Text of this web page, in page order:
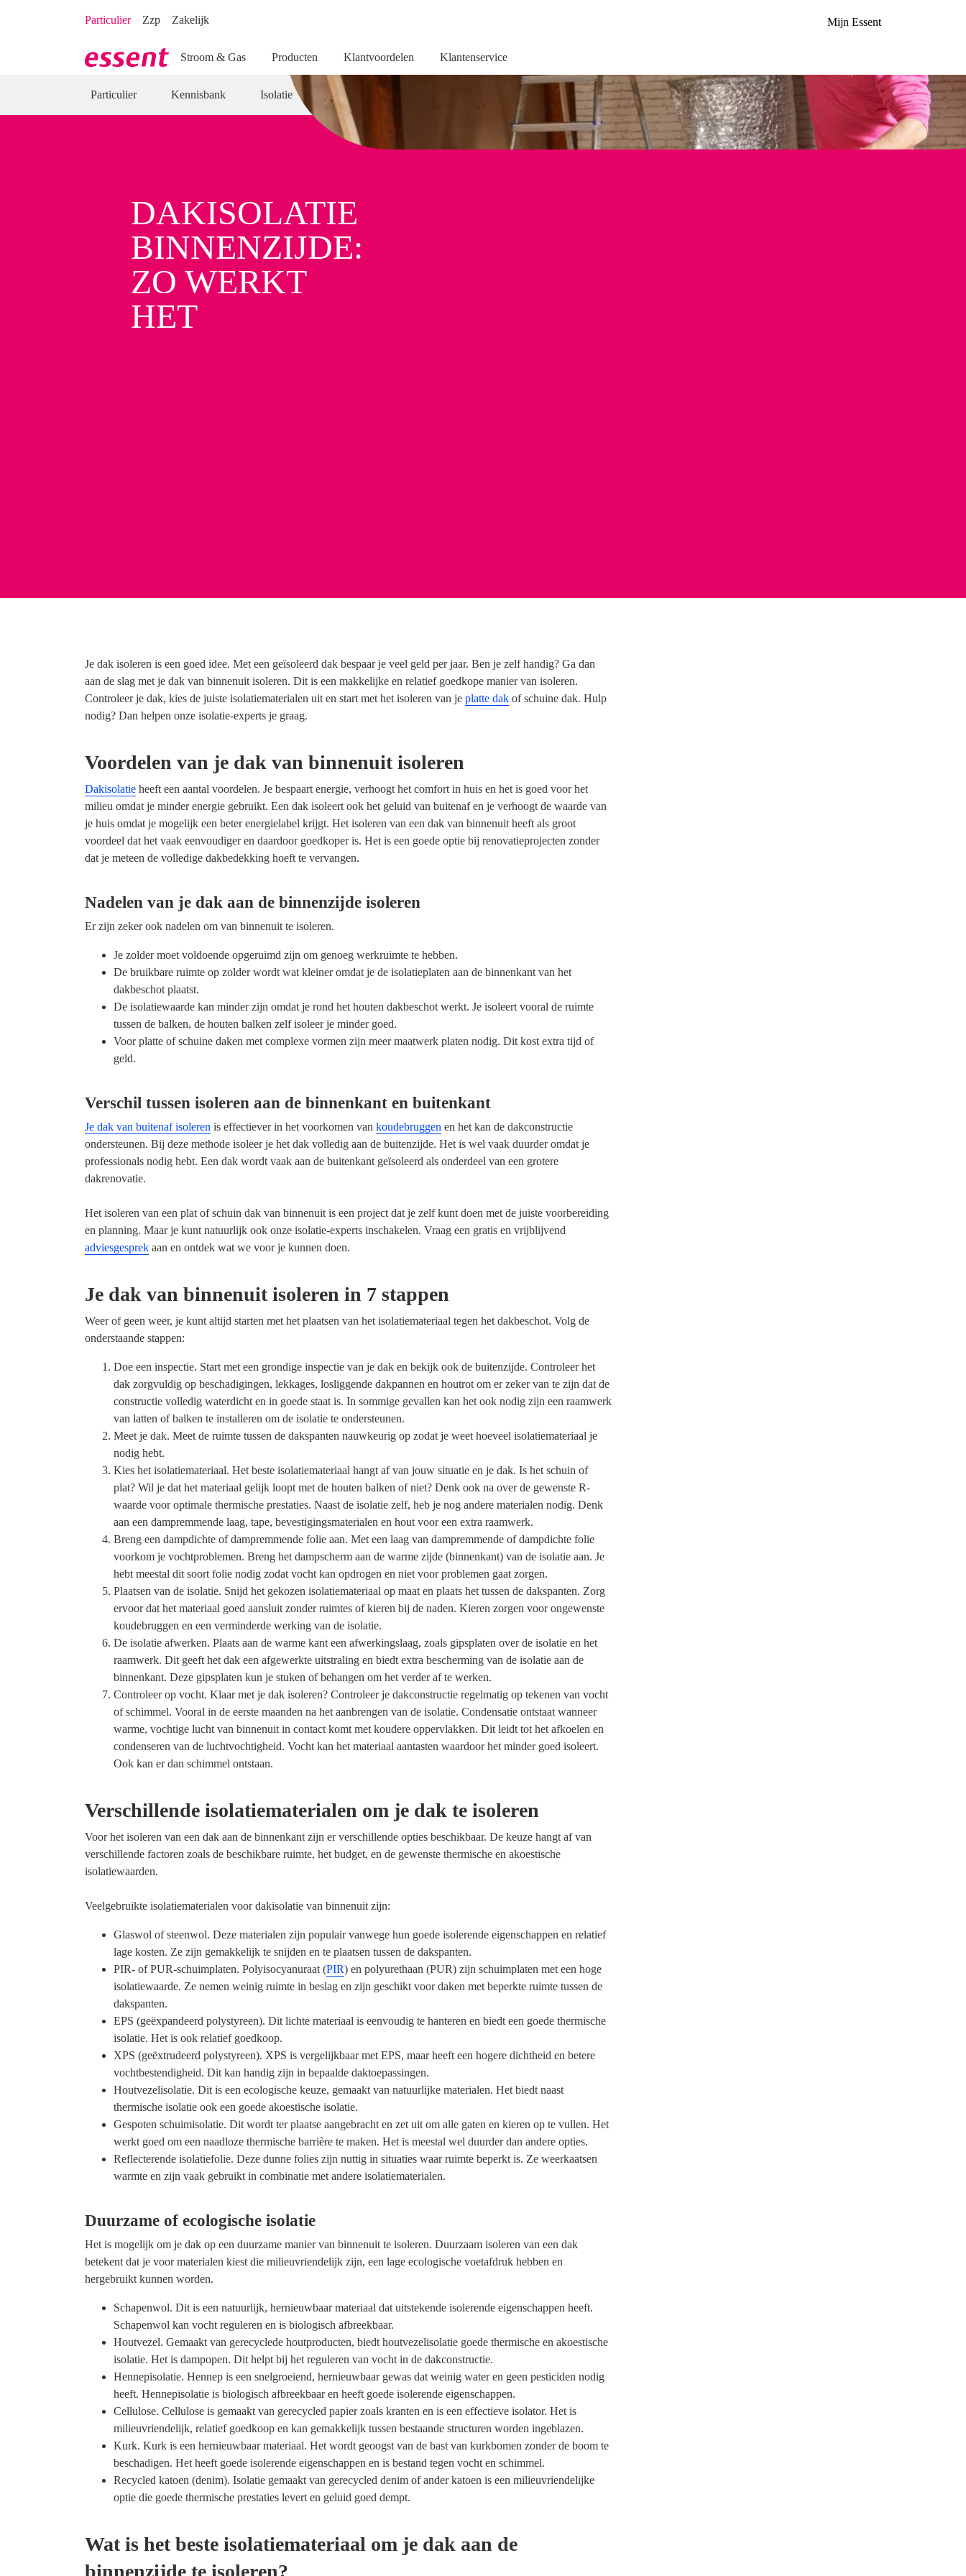
Direct naar hoofdinhoud
Direct naar inloggen
Particulier Zzp Zakelijk Mijn Essent
Stroom & Gas Producten Klantvoordelen Klantenservice
Particulier Kennisbank Isolatie Je huis isoleren Dakisolatie binnenzijde
DAKISOLATIE
BINNENZIJDE:
ZO WERKT
HET
Je dak isoleren is een goed idee. Met een geïsoleerd dak bespaar je veel geld per jaar. Ben je zelf handig? Ga dan
aan de slag met je dak van binnenuit isoleren. Dit is een makkelijke en relatief goedkope manier van isoleren.
Controleer je dak, kies de juiste isolatiematerialen uit en start met het isoleren van je platte dak of schuine dak. Hulp
nodig? Dan helpen onze isolatie-experts je graag.
Voordelen van je dak van binnenuit isoleren
Dakisolatie heeft een aantal voordelen. Je bespaart energie, verhoogt het comfort in huis en het is goed voor het
milieu omdat je minder energie gebruikt. Een dak isoleert ook het geluid van buitenaf en je verhoogt de waarde van
je huis omdat je mogelijk een beter energielabel krijgt. Het isoleren van een dak van binnenuit heeft als groot
voordeel dat het vaak eenvoudiger en daardoor goedkoper is. Het is een goede optie bij renovatieprojecten zonder
dat je meteen de volledige dakbedekking hoeft te vervangen.
Nadelen van je dak aan de binnenzijde isoleren
Er zijn zeker ook nadelen om van binnenuit te isoleren.
Je zolder moet voldoende opgeruimd zijn om genoeg werkruimte te hebben.
De bruikbare ruimte op zolder wordt wat kleiner omdat je de isolatieplaten aan de binnenkant van het
dakbeschot plaatst.
De isolatiewaarde kan minder zijn omdat je rond het houten dakbeschot werkt. Je isoleert vooral de ruimte
tussen de balken, de houten balken zelf isoleer je minder goed.
Voor platte of schuine daken met complexe vormen zijn meer maatwerk platen nodig. Dit kost extra tijd of
geld.
Verschil tussen isoleren aan de binnenkant en buitenkant
Je dak van buitenaf isoleren is effectiever in het voorkomen van koudebruggen en het kan de dakconstructie
ondersteunen. Bij deze methode isoleer je het dak volledig aan de buitenzijde. Het is wel vaak duurder omdat je
professionals nodig hebt. Een dak wordt vaak aan de buitenkant geïsoleerd als onderdeel van een grotere
dakrenovatie.
Het isoleren van een plat of schuin dak van binnenuit is een project dat je zelf kunt doen met de juiste voorbereiding
en planning. Maar je kunt natuurlijk ook onze isolatie-experts inschakelen. Vraag een gratis en vrijblijvend
adviesgesprek aan en ontdek wat we voor je kunnen doen.
Je dak van binnenuit isoleren in 7 stappen
Weer of geen weer, je kunt altijd starten met het plaatsen van het isolatiemateriaal tegen het dakbeschot. Volg de
onderstaande stappen:
Doe een inspectie. Start met een grondige inspectie van je dak en bekijk ook de buitenzijde. Controleer het
dak zorgvuldig op beschadigingen, lekkages, losliggende dakpannen en houtrot om er zeker van te zijn dat de
constructie volledig waterdicht en in goede staat is. In sommige gevallen kan het ook nodig zijn een raamwerk
van latten of balken te installeren om de isolatie te ondersteunen.
Meet je dak. Meet de ruimte tussen de dakspanten nauwkeurig op zodat je weet hoeveel isolatiemateriaal je
nodig hebt.
Kies het isolatiemateriaal. Het beste isolatiemateriaal hangt af van jouw situatie en je dak. Is het schuin of
plat? Wil je dat het materiaal gelijk loopt met de houten balken of niet? Denk ook na over de gewenste R-
waarde voor optimale thermische prestaties. Naast de isolatie zelf, heb je nog andere materialen nodig. Denk
aan een dampremmende laag, tape, bevestigingsmaterialen en hout voor een extra raamwerk.
Breng een dampdichte of dampremmende folie aan. Met een laag van dampremmende of dampdichte folie
voorkom je vochtproblemen. Breng het dampscherm aan de warme zijde (binnenkant) van de isolatie aan. Je
hebt meestal dit soort folie nodig zodat vocht kan opdrogen en niet voor problemen gaat zorgen.
Plaatsen van de isolatie. Snijd het gekozen isolatiemateriaal op maat en plaats het tussen de dakspanten. Zorg
ervoor dat het materiaal goed aansluit zonder ruimtes of kieren bij de naden. Kieren zorgen voor ongewenste
koudebruggen en een verminderde werking van de isolatie.
De isolatie afwerken. Plaats aan de warme kant een afwerkingslaag, zoals gipsplaten over de isolatie en het
raamwerk. Dit geeft het dak een afgewerkte uitstraling en biedt extra bescherming van de isolatie aan de
binnenkant. Deze gipsplaten kun je stuken of behangen om het verder af te werken.
Controleer op vocht. Klaar met je dak isoleren? Controleer je dakconstructie regelmatig op tekenen van vocht
of schimmel. Vooral in de eerste maanden na het aanbrengen van de isolatie. Condensatie ontstaat wanneer
warme, vochtige lucht van binnenuit in contact komt met koudere oppervlakken. Dit leidt tot het afkoelen en
condenseren van de luchtvochtigheid. Vocht kan het materiaal aantasten waardoor het minder goed isoleert.
Ook kan er dan schimmel ontstaan.
Verschillende isolatiematerialen om je dak te isoleren
Voor het isoleren van een dak aan de binnenkant zijn er verschillende opties beschikbaar. De keuze hangt af van
verschillende factoren zoals de beschikbare ruimte, het budget, en de gewenste thermische en akoestische
isolatiewaarden.
Veelgebruikte isolatiematerialen voor dakisolatie van binnenuit zijn:
Glaswol of steenwol. Deze materialen zijn populair vanwege hun goede isolerende eigenschappen en relatief
lage kosten. Ze zijn gemakkelijk te snijden en te plaatsen tussen de dakspanten.
PIR- of PUR-schuimplaten. Polyisocyanuraat (PIR) en polyurethaan (PUR) zijn schuimplaten met een hoge
isolatiewaarde. Ze nemen weinig ruimte in beslag en zijn geschikt voor daken met beperkte ruimte tussen de
dakspanten.
EPS (geëxpandeerd polystyreen). Dit lichte materiaal is eenvoudig te hanteren en biedt een goede thermische
isolatie. Het is ook relatief goedkoop.
XPS (geëxtrudeerd polystyreen). XPS is vergelijkbaar met EPS, maar heeft een hogere dichtheid en betere
vochtbestendigheid. Dit kan handig zijn in bepaalde daktoepassingen.
Houtvezelisolatie. Dit is een ecologische keuze, gemaakt van natuurlijke materialen. Het biedt naast
thermische isolatie ook een goede akoestische isolatie.
Gespoten schuimisolatie. Dit wordt ter plaatse aangebracht en zet uit om alle gaten en kieren op te vullen. Het
werkt goed om een naadloze thermische barrière te maken. Het is meestal wel duurder dan andere opties.
Reflecterende isolatiefolie. Deze dunne folies zijn nuttig in situaties waar ruimte beperkt is. Ze weerkaatsen
warmte en zijn vaak gebruikt in combinatie met andere isolatiematerialen.
Duurzame of ecologische isolatie
Het is mogelijk om je dak op een duurzame manier van binnenuit te isoleren. Duurzaam isoleren van een dak
betekent dat je voor materialen kiest die milieuvriendelijk zijn, een lage ecologische voetafdruk hebben en
hergebruikt kunnen worden.
Schapenwol. Dit is een natuurlijk, hernieuwbaar materiaal dat uitstekende isolerende eigenschappen heeft.
Schapenwol kan vocht reguleren en is biologisch afbreekbaar.
Houtvezel. Gemaakt van gerecyclede houtproducten, biedt houtvezelisolatie goede thermische en akoestische
isolatie. Het is dampopen. Dit helpt bij het reguleren van vocht in de dakconstructie.
Hennepisolatie. Hennep is een snelgroeiend, hernieuwbaar gewas dat weinig water en geen pesticiden nodig
heeft. Hennepisolatie is biologisch afbreekbaar en heeft goede isolerende eigenschappen.
Cellulose. Cellulose is gemaakt van gerecycled papier zoals kranten en is een effectieve isolator. Het is
milieuvriendelijk, relatief goedkoop en kan gemakkelijk tussen bestaande structuren worden ingeblazen.
Kurk. Kurk is een hernieuwbaar materiaal. Het wordt geoogst van de bast van kurkbomen zonder de boom te
beschadigen. Het heeft goede isolerende eigenschappen en is bestand tegen vocht en schimmel.
Recycled katoen (denim). Isolatie gemaakt van gerecycled denim of ander katoen is een milieuvriendelijke
optie die goede thermische prestaties levert en geluid goed dempt.
Wat is het beste isolatiemateriaal om je dak aan de
binnenzijde te isoleren?